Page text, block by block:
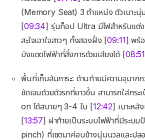
(Memory Seat) 3 ตำแหน่ง ตัวเบาะนุ่ม
[09:34] รุ่นท็อป Ultra มีไฟสำหรับแต่ง
สะใจเอาใจสาวๆ ทั้งสองฝั่ง [09:11] พร้
บังแดดไฟฟ้าที่สั่งการด้วยเสียงได้ [08:51
พื้นที่เก็บสัมภาระ: ด้านท้ายมีความจุมาก
ชัดเจนด้วยตัวรถที่ยาวขึ้น สามารถใส่กร
on ได้สบายๆ 3-4 ใบ [12:42] เบาะห
[13:57] ฝาท้ายเป็นระบบไฟฟ้าที่มีระบ
pinch) ที่เซตมาค่อนข้างนุ่มนวลและปล